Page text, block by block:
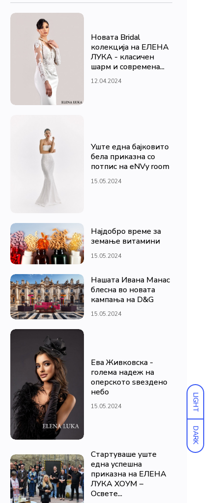
LIGHT
DARK
Новата Bridal
колекција на ЕЛЕНА
ЛУКА - класичен
шарм и современа...
12.04.2024
Уште една бајковито
бела приказна со
потпис на eNVy room
15.05.2024
Најдобро време за
земање витамини
15.05.2024
Нашата Ивана Манас
блесна во новата
кампања на D&G
15.05.2024
Ева Живковска -
голема надеж на
оперското ѕвездено
небо
15.05.2024
Стартуваше уште
една успешна
приказна на ЕЛЕНА
ЛУКА ХОУМ –
Освете...